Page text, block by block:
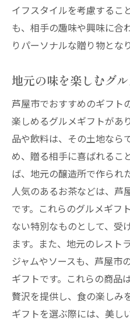
イフスタイルを考慮するこ
も、相手の趣味や興味に合
りパーソナルな贈り物とな
地元の味を楽しむグ
芦屋市でおすすめのギフト
楽しめるグルメギフトがあ
品や飲料は、その土地なら
め、贈る相手に喜ばれるこ
ば、地元の醸造所で作られ
人気のあるお茶などは、芦
です。これらのグルメギフ
ない特別なものとして、受
ます。また、地元のレスト
ジャムやソースも、芦屋市
ギフトです。これらの商品
贅沢を提供し、食の楽しみ
ギフトを選ぶ際には、美し